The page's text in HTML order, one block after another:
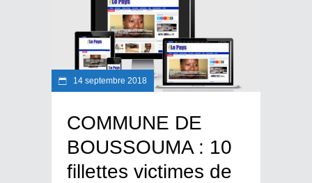
14 septembre 2018
COMMUNE DE
BOUSSOUMA : 10
fillettes victimes de